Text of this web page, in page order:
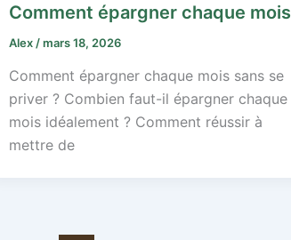
Comment épargner chaque mois
Alex /mars 18, 2026
Comment épargner chaque mois sans se
priver ? Combien faut-il épargner chaque
mois idéalement ? Comment réussir à
mettre de